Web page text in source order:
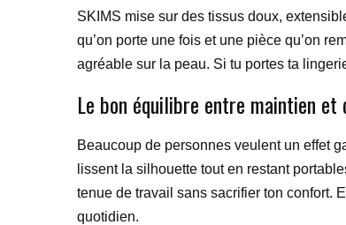
SKIMS mise sur des tissus doux,
qu’on porte une fois et une pièce qu’on
agréable sur la peau. Si tu portes ta
Le bon équilibre entre maintien et
Beaucoup de personnes veulent un effet
lissent la silhouette tout en restant
tenue de travail sans sacrifier ton confort.
quotidien.